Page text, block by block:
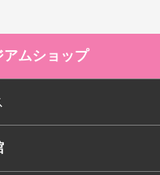
アムショップ